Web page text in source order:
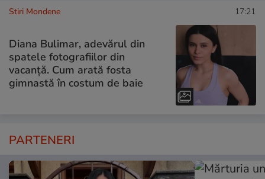
Stiri Mondene 17:21
Diana Bulimar, adevărul din
spatele fotografiilor din
vacanță. Cum arată fosta
gimnastă în costum de baie
PARTENERI